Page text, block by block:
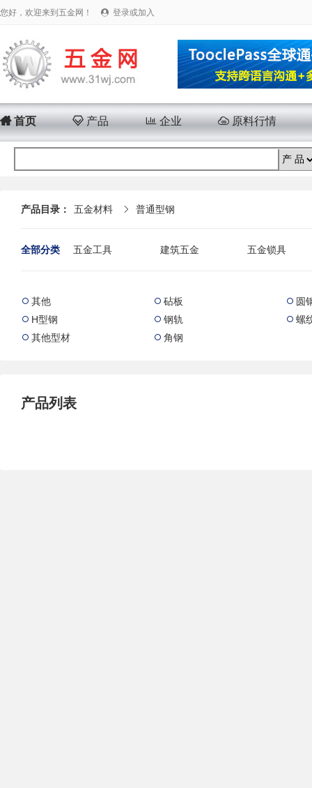
您好，欢迎来到五金网！  登录或加入
首页 产品 企业 原料行情
产品目录： 五金材料  普通型钢
全部分类 五金工具 建筑五金
五金锁具
 其他  砧板  圆
 H型钢  钢轨  螺
 其他型材  角钢
产品列表